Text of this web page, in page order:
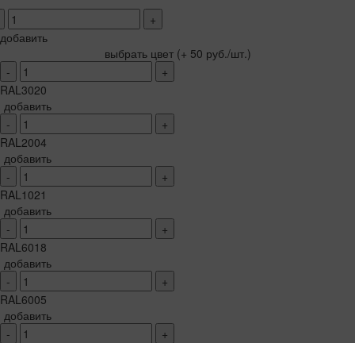
+
добавить
выбрать цвет (+ 50 руб./шт.)
-
+
RAL3020
добавить
-
+
RAL2004
добавить
-
+
RAL1021
добавить
-
+
RAL6018
добавить
-
+
RAL6005
добавить
-
+